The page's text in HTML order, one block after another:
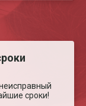
сроки!